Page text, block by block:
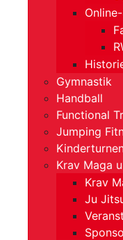
Gymnastik
Handball
Functional
Jumping
Krav Maga
Krav
Ju